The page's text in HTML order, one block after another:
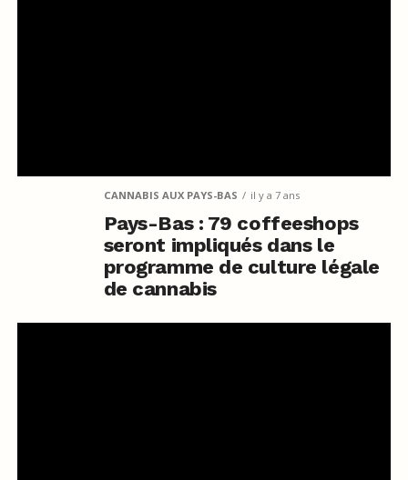
CANNABIS AUX PAYS-BAS il y a 7 ans
Pays-Bas : 79 coffeeshops
seront impliqués dans le
programme de culture légale
de cannabis